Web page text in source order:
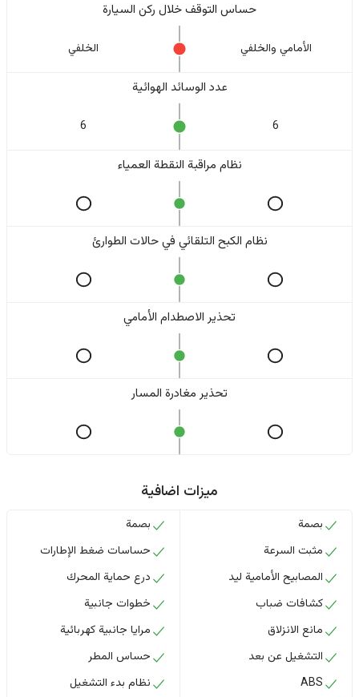
حساس التوقف خلال ركن السيارة
الأمامي والخلفي الخلفي
عدد الوسائد الهوائية
6
6
نظام مراقبة النقطة العمياء
نظام الكبح التلقائي في حالات الطوارئ
تحذير الاصطدام الأمامي
تحذير مغادرة المسار
ميزات اضافية
بصمة
مثبت السرعة
المصابيح الأمامية ليد
كشافات ضباب
مانع الانزلاق
التشغيل عن بعد
ABS
بصمة
حساسات ضغط الإطارات
درع حماية المحرك
خطوات جانبية
مرايا جانبية كهربائية
حساس المطر
نظام بدء التشغيل